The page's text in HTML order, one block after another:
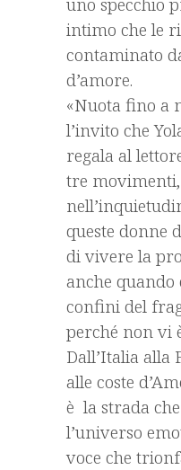
uno specchio
intimo che le
contaminato
d’amore.
«Nuota fino a
l’invito che
regala al
tre
queste donne
di vivere la
anche quando
confini del
perché non vi
Dall’Italia alla
alle coste
è la strada
l’universo
voce che